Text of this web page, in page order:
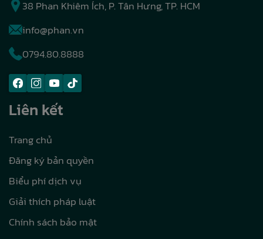
38 Phan Khiêm Ích, P. Tân Hưng, TP. HCM
info@phan.vn
0794.80.8888
Liên kết
Trang chủ
Đăng ký bản quyền
Biểu phí dịch vụ
Giải thích pháp luật
Chính sách bảo mật